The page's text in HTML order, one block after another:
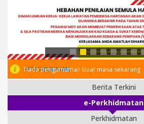
PENGUMUMAN
Tiada pengumuman buat masa sekarang
Berita Terkini
e-Perkhidmatan
Perkhidmatan